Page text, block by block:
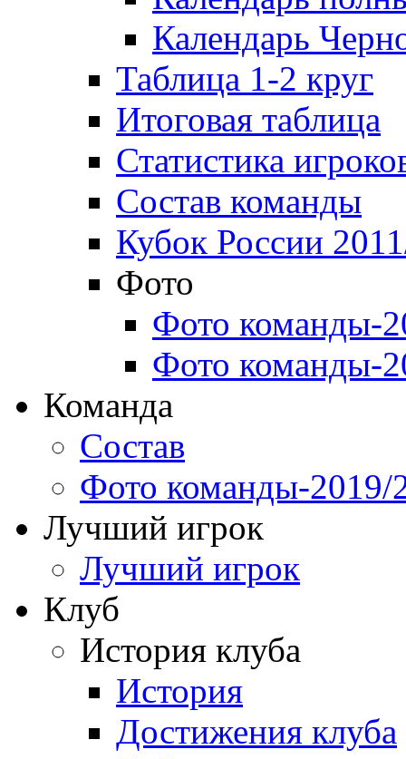
Календарь
Таблица 1-2 круг
Итоговая таблица
Статистика
Состав команды
Кубок России
Фото
Фото команды-
Фото команды-
Команда
Состав
Фото команды-2019/
Лучший игрок
Лучший игрок
Клуб
История клуба
История
Достижения клуба